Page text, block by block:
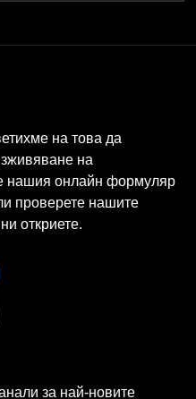
на това да
на
нашия онлайн формуляр
проверете нашите
откриете.
за най-новите